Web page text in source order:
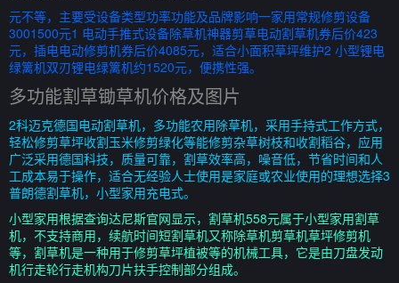
元不等，主要受设备类型功率功能及品牌影响一家用常规修剪设备
3001500元1 电动手推式设备除草机神器剪草电动割草机券后价423
元，插电电动修剪机券后价4085元，适合小面积草坪维护2 小型锂电
绿篱机双刃锂电绿篱机约1520元，便携性强。
多功能割草锄草机价格及图片
2科迈克德国电动割草机，多功能农用除草机，采用手持式工作方式，
轻松修剪草坪收割玉米修剪绿化等能修剪杂草树枝和收割稻谷，应用
广泛采用德国科技，质量可靠，割草效率高，噪音低，节省时间和人
工成本易于操作，适合无经验人士使用是家庭或农业使用的理想选择3
普朗德割草机，小型家用充电式。
小型家用根据查询达尼斯官网显示，割草机558元属于小型家用割草
机，不支持商用，续航时间短割草机又称除草机剪草机草坪修剪机
等，割草机是一种用于修剪草坪植被等的机械工具，它是由刀盘发动
机行走轮行走机构刀片扶手控制部分组成。